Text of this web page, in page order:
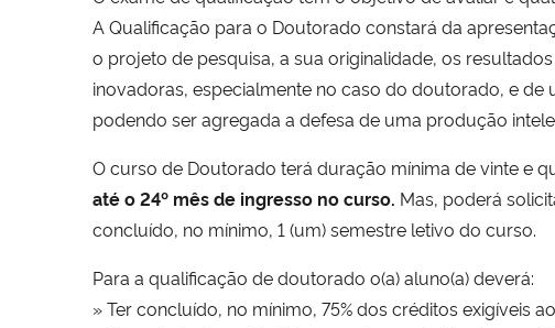
A Qualificação para o Doutorado constará da
o projeto de pesquisa, a sua originalidade, os
inovadoras, especialmente no caso do doutorado, e
podendo ser agregada a defesa de uma produção
O curso de Doutorado terá duração mínima de vinte e
até o 24º mês de ingresso no curso. Mas, poderá
concluído, no mínimo, 1 (um) semestre letivo do curso.
Para a qualificação de doutorado o(a) aluno(a) deverá:
» Ter concluído, no mínimo, 75% dos créditos exigíveis